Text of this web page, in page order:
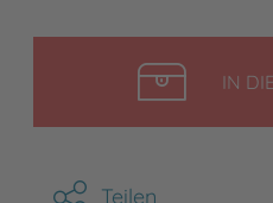
IN
Teilen